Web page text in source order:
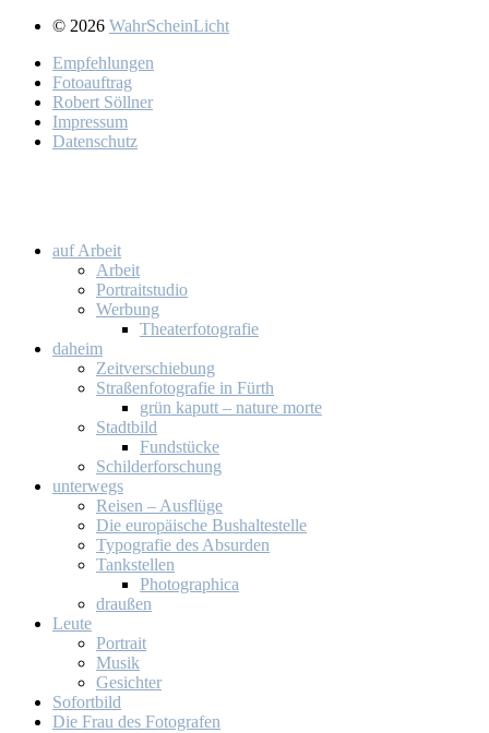
© 2026 WahrScheinLicht
Emp­feh­lun­gen
Fo­to­auf­trag
Ro­bert Söll­ner
Im­pres­sum
Da­ten­schutz
auf Ar­beit
Ar­beit
Por­trait­stu­dio
Wer­bung
Thea­ter­fo­to­gra­fie
da­heim
Zeit­ver­schie­bung
Stra­ßen­fo­to­gra­fie in Fürth
grün ka­putt – na­tu­re mor­te
Stadt­bild
Fund­stü­cke
Schil­der­for­schung
un­ter­wegs
Rei­sen – Aus­flü­ge
Die eu­ro­päi­sche Bus­hal­te­stel­le
Ty­po­gra­fie des Ab­sur­den
Tank­stel­len
Pho­to­gra­phi­ca
drau­ßen
Leu­te
Por­trait
Mu­sik
Ge­sich­ter
So­fort­bild
Die Frau des Fo­to­gra­fen